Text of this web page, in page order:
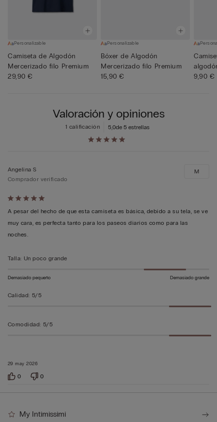
Personalizable
Camiseta de Algodón
Mercerizado filo Premium
29,90 €
Personalizable
Bóxer de Algodón
Mercerizado filo Premium
15,90 €
9,90 €
Valoración y opiniones
5,0de 5 estrellas
1 calificación
Calificación
de
5
sobre
29 may 2026
Angelina S
Comprador verificado
A pesar del hecho de que esta camiseta es básica, debido a su tela, se ve
muy cara, es perfecta tanto para los paseos diarios como para las
noches.
M
Talla: Un poco grande
Demasiado pequeño Demasiado grande
Calidad: 5/5
Comodidad: 5/5
0 0
My Intimissimi